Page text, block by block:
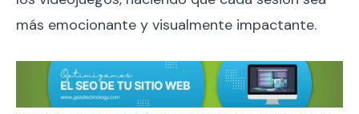
más emocionante y visualmente impactante.